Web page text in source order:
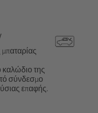
καλώδιο της
σύνδεσμο
επαφής.